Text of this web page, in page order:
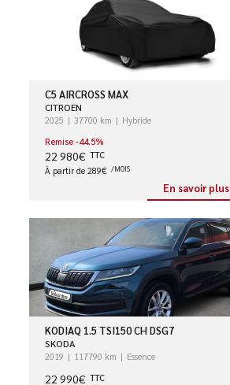
C5 AIRCROSS MAX
CITROEN
2025 37700 km
Hybride
Remise -44.5%
22 980€ TTC
À partir de 289€ /MOIS
En savoir plus
KODIAQ 1.5 TSI150 CH DSG7
SKODA
2019 117790 km Essence
22 990€ TTC